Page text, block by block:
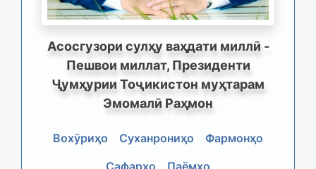
Асосгузори сулҳу ваҳдати миллӣ -
Пешвои миллат, Президенти
Ҷумҳурии Тоҷикистон муҳтарам
Эмомалӣ Раҳмон
Вохӯриҳо Суханрониҳо
Фармонҳо
Сафарҳо
Паёмҳо